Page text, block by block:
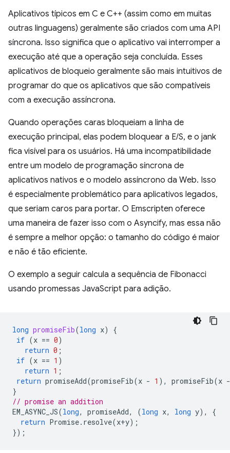
Aplicativos típicos em C e C++ (assim como em muitas
outras linguagens) geralmente são criados com uma API
síncrona. Isso significa que o aplicativo vai interromper a
execução até que a operação seja concluída. Esses
aplicativos de bloqueio geralmente são mais intuitivos de
programar do que os aplicativos que são compatíveis
com a execução assíncrona.
Quando operações caras bloqueiam a linha de
execução principal, elas podem bloquear a E/S, e o jank
fica visível para os usuários. Há uma incompatibilidade
entre um modelo de programação síncrona de
aplicativos nativos e o modelo assíncrono da Web. Isso
é especialmente problemático para aplicativos legados,
que seriam caros para portar. O Emscripten oferece
uma maneira de fazer isso com o Asyncify, mas essa não
é sempre a melhor opção: o tamanho do código é maior
e não é tão eficiente.
O exemplo a seguir calcula a sequência de Fibonacci
usando promessas JavaScript para adição.
long promiseFib(long x)
{
if (x == 0)
return 0 ;
if (x == 1 )
return 1 ;
return promiseAdd(promiseFib(x - 1 ), promiseFib(x -
}
// promise an addition
EM_ASYNC_JS(long, promiseAdd, (long x, long y),
{
return Promise. resolve(x+y);
});